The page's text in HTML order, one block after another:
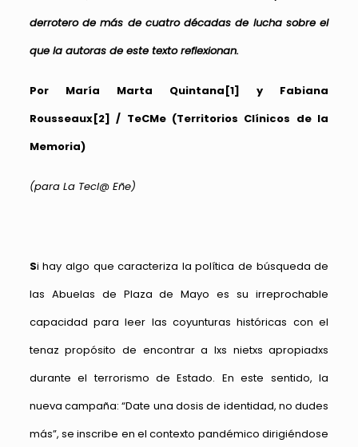
derrotero de más de cuatro décadas de lucha sobre el
que la autoras de este texto reflexionan.
Por María Marta Quintana [1]
y Fabiana
Rousseaux[2] / TeCMe (Territorios Clínicos de la
Memoria)
(para La Tecl@ Eñe)
Si hay algo que caracteriza la política de búsqueda de
las Abuelas de Plaza de Mayo es su irreprochable
capacidad para leer las coyunturas históricas con el
tenaz propósito de encontrar a lxs nietxs apropiadxs
durante el terrorismo de Estado. En este sentido, la
nueva campaña: “Date una dosis de identidad, no dudes
más”, se inscribe en el contexto pandémico dirigiéndose